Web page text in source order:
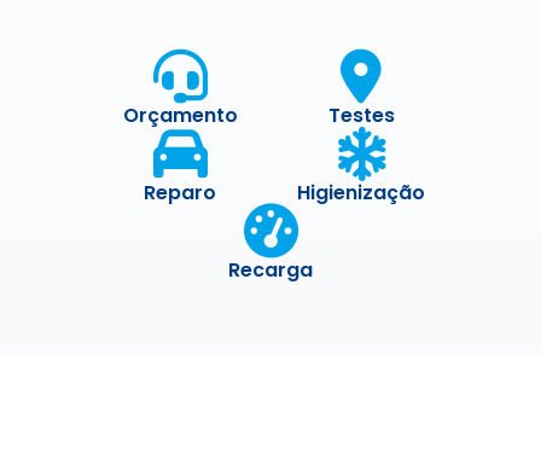
Orçamento Testes
Reparo Higienização
Recarga